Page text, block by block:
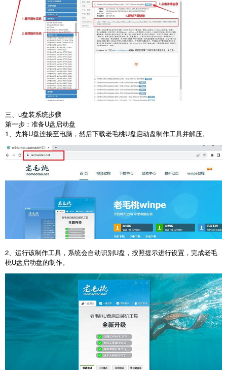
三、 u盘装系统步骤
第一步：准备U盘启动盘
1、先将U盘连接至电脑，然后下载老毛桃U盘启动盘制作工具并解压。
2 、运行该制作工具，系统会自动识别U盘，按照提示进行设置，完成老毛
桃U盘启动盘的制作。